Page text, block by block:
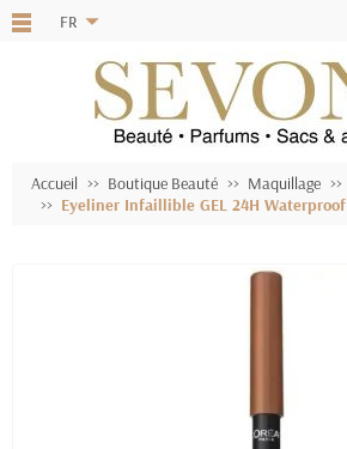
FR
Accueil Boutique Beauté Maquillage
Eyeliner Infaillible GEL 24H Waterproof